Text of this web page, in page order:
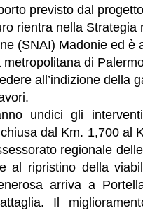
previsto dal
rientra nella Strategia
(SNAI) Madonie ed è
metropolitana di
all’indizione della
undici gli
dal Km. 1,700 al
regionale
al ripristino della
arriva a
Il